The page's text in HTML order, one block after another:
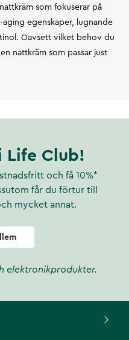
som fokuserar på
egenskaper, lugnande
Oavsett vilket behov du
nattkräm som passar just
Life Club!
och få 10%*
får du förtur till
mycket annat.
elektronikprodukter.